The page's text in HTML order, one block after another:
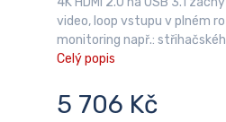
video, loop vstupu v plném
monitoring např.:
Celý popis
5 706 Kč